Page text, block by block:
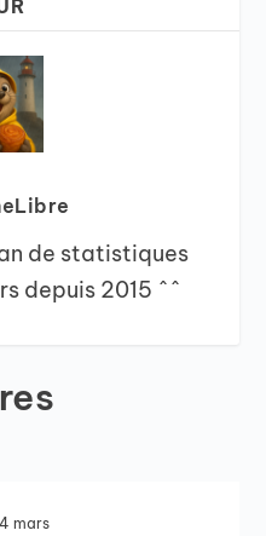
de statistiques
depuis 2015 ^^
mars